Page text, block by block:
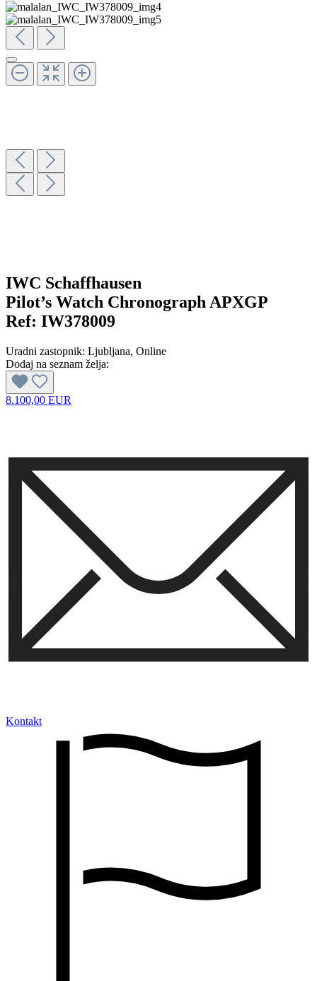
IWC Schaffhausen
Pilot’s Watch Chronograph APXGP
Ref: IW378009
Uradni zastopnik: Ljubljana, Online
Dodaj na seznam želja:
8.100,00 EUR
Kontakt